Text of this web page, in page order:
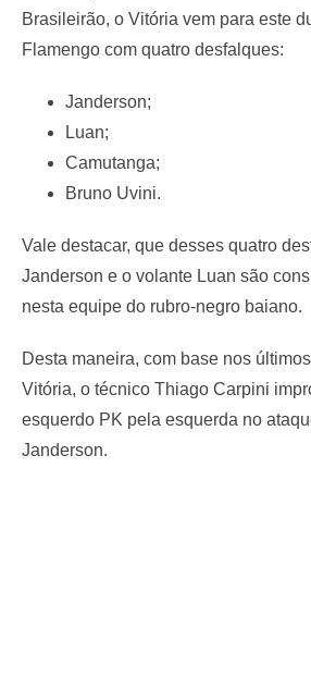
Brasileirão, o Vitória vem para este
Flamengo com quatro desfalques:
Janderson;
Luan;
Camutanga;
Bruno Uvini.
Vale destacar, que desses quatro
Janderson e o volante Luan são
nesta equipe do rubro-negro baiano.
Desta maneira, com base nos
Vitória, o técnico Thiago Carpini
esquerdo PK pela esquerda no
Janderson.